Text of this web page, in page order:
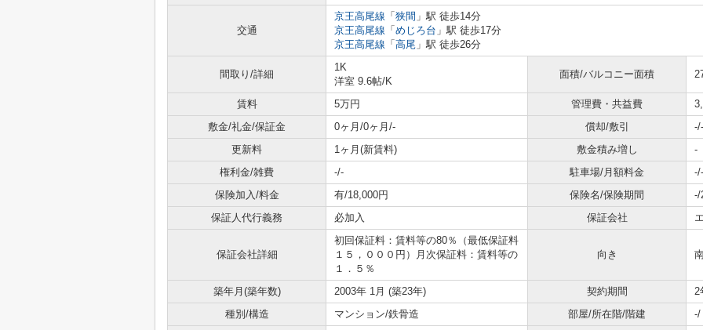
交通
京王高尾線 「 狭間 」駅 徒歩14分
京王高尾線 「 めじろ台 」駅 徒歩17分
京王高尾線 「 高尾 」駅 徒歩26分
間取り/詳細
1K
洋室 9.6帖/K
面積/バルコニー面積
賃料 5万円 管理費・共益費
敷金/礼金/保証金
0ヶ月/0ヶ月/- 償却/敷引
-/-
更新料
1ヶ月(新賃料) 敷金積み増し
-
権利金/雑費
-/- 駐車場/月額料金
-/-
保険加入/料金
有/18,000円 保険名/保険期間
-/
保証人代行義務
必加入 保証会社
保証会社詳細
初回保証料：賃料等の80％（最低保証料
１５，０００円）月次保証料：賃料等の
１．５％
向き
築年月(築年数) 2003年 1月 (築23年) 契約期間
2
種別/構造
マンション/鉄骨造 部屋/所在階/階建
-/